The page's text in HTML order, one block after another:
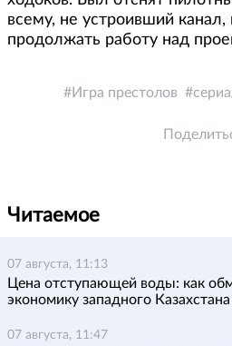
всему, не устроивший
продолжать работу над
Игра престолов
Читаемое
07 августа, 11:13
Цена отступающей воды: как
экономику западного Казахстана
07 августа, 11:47